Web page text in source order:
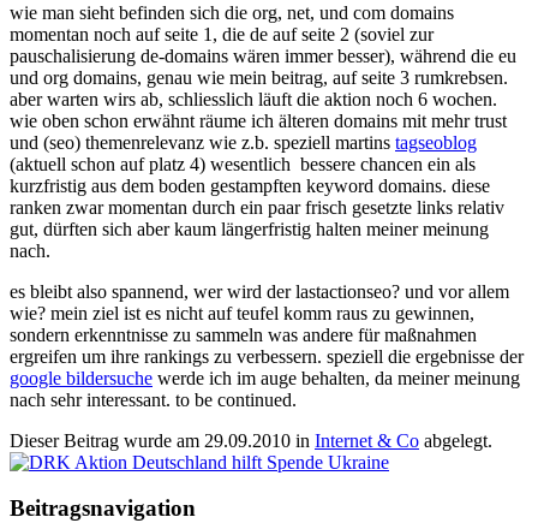
wie man sieht befinden sich die org, net, und com domains
momentan noch auf seite 1, die de auf seite 2 (soviel zur
pauschalisierung de-domains wären immer besser), während die eu
und org domains, genau wie mein beitrag, auf seite 3 rumkrebsen.
aber warten wirs ab, schliesslich läuft die aktion noch 6 wochen.
wie oben schon erwähnt räume ich älteren domains mit mehr trust
und (seo) themenrelevanz wie z.b. speziell martins tagseoblog
(aktuell schon auf platz 4) wesentlich bessere chancen ein als
kurzfristig aus dem boden gestampften keyword domains. diese
ranken zwar momentan durch ein paar frisch gesetzte links relativ
gut, dürften sich aber kaum längerfristig halten meiner meinung
nach.
es bleibt also spannend, wer wird der lastactionseo? und vor allem
wie? mein ziel ist es nicht auf teufel komm raus zu gewinnen,
sondern erkenntnisse zu sammeln was andere für maßnahmen
ergreifen um ihre rankings zu verbessern. speziell die ergebnisse der
google bildersuche werde ich im auge behalten, da meiner meinung
nach sehr interessant. to be continued.
Dieser Beitrag wurde am 29.09.2010 in Internet & Co abgelegt.
Beitragsnavigation